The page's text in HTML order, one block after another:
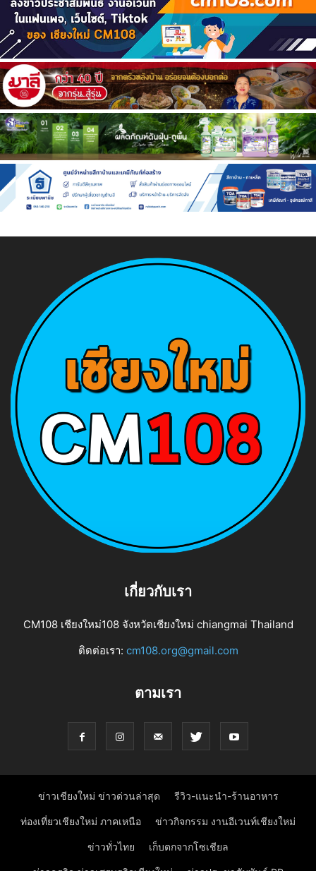
เกี่ยวกับเรา
CM108 เชียงใหม่108 จังหวัดเชียงใหม่ chiangmai Thailand
ติดต่อเรา: cm108.org@gmail.com
ตามเรา
ข่าวเชียงใหม่ ข่าวด่วนล่าสุด รีวิว-แนะนำ-ร้านอาหาร
ท่องเที่ยวเชียงใหม่ ภาคเหนือ ข่าวกิจกรรม งานอีเวนท์เชียงใหม่
ข่าวทั่วไทย เก็บตกจากโซเชียล